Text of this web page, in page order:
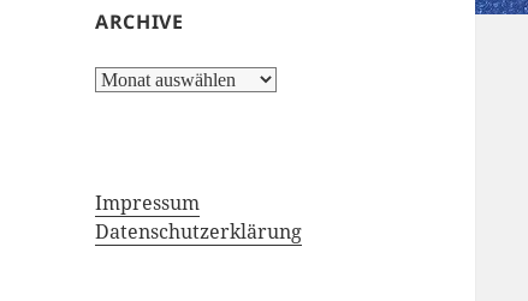
ARCHIVE
Archive
Impressum
Datenschutzerklärung